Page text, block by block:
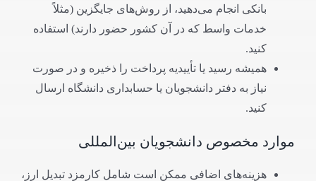
بانکی انجام می‌دهید، از روش‌های جایگزین (مثلاً
خدمات واسط که در آن کشور حضور دارند) استفاده
کنید.
همیشه رسید یا تأییدیه پرداخت را ذخیره و در صورت
نیاز به دفتر دانشجویان یا حسابداری دانشگاه ارسال
کنید.
موارد مخصوص دانشجویان بین‌المللی
هزینه‌های اضافی ممکن است شامل کارمزد تبدیل ارز،